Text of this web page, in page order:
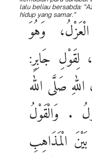
lalu beliau bersabda:
hidup yang samar."
وَهُوَ
لِقَوْلِ جَابِرٍ:
صَلَّى الله
. وَالْقَوْلُ
الْمَذَاهِبِ